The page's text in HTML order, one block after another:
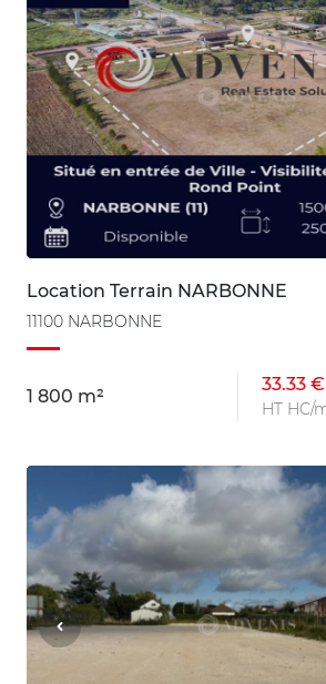
Location Terrain NARBONNE
11100 NARBONNE
1 800 m²
33.33 €
HT HC/